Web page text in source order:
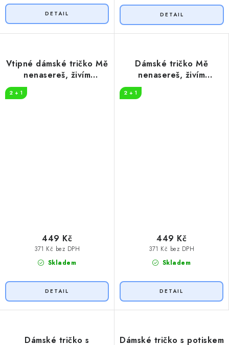
Vtipné dámské tričko Mě
nenasereš, živím
2 + 1
Skladem
371 Kč bez DPH
449 Kč
Dámské tričko Mě
nenasereš, živím
2 + 1
Skladem
371 Kč bez DPH
449 Kč
Dámské tričko s Dámské tričko s potiskem